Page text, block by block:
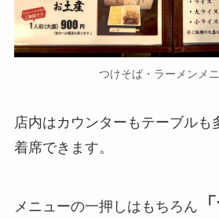
つけそば・ラーメンメ
店内はカウンターもテーブルも
着席できます。
メニューの一押しはもちろん